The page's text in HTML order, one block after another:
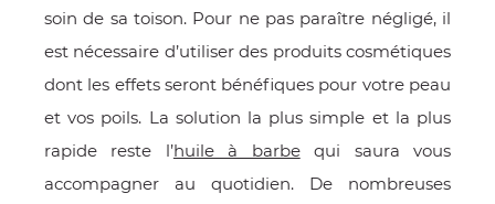
soin de sa toison. Pour ne pas paraître négligé, il
est nécessaire d’utiliser des produits cosmétiques
dont les effets seront bénéfiques pour votre peau
et vos poils. La solution la plus simple et la plus
rapide reste l’huile à barbequi saura vous
accompagner au quotidien. De nombreuses